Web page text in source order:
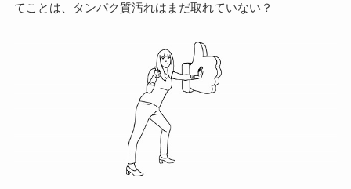
てことは、タンパク質汚れはまだ取れていない？